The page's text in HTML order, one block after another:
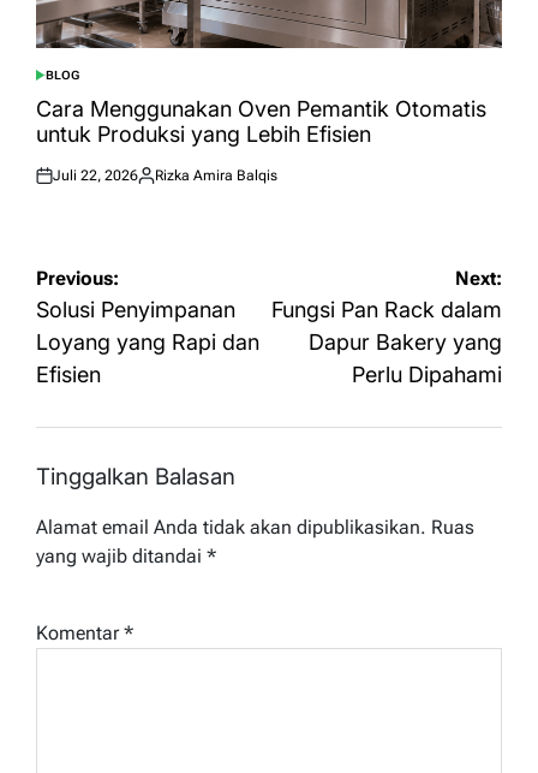
POSTED
IN
BLOG
Cara Menggunakan Oven Pemantik Otomatis
untuk Produksi yang Lebih Efisien
Posted
Juli 22, 2026
Posted
Rizka Amira Balqis
Navigasi
pos
Previous:
Solusi Penyimpanan
Loyang yang Rapi dan
Efisien
Next:
Fungsi Pan Rack dalam
Dapur Bakery yang
Perlu Dipahami
Tinggalkan Balasan
Alamat email Anda tidak akan dipublikasikan. Ruas
yang wajib ditandai *
Komentar*